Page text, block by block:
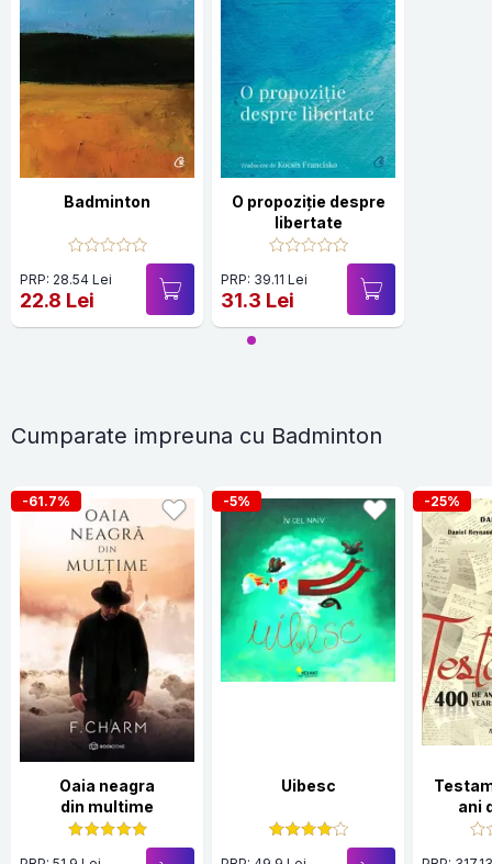
Badminton
PRP: 28.54 Lei
22.8 Lei
O propoziție despre
libertate
PRP: 39.11 Lei
31.3 Lei
Cumparate impreuna cu Badminton
-61.7%
Oaia neagra
din multime
-5%
Uibesc
-25%
ani